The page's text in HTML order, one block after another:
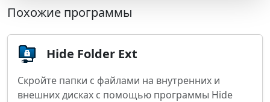
Похожие программы
Hide Folder Ext
Скройте папки с файлами на внутренних и
внешних дисках с помощью программы Hide